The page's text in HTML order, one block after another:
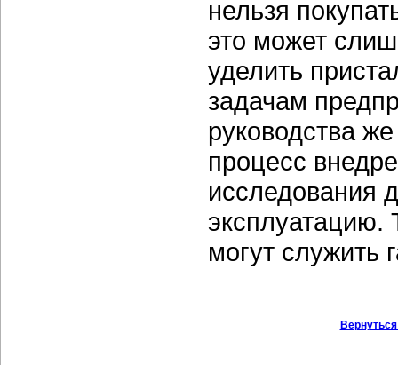
нельзя
это может
уделить
задачам
руководства
процесс
исследования
эксплуатацию.
могут служить